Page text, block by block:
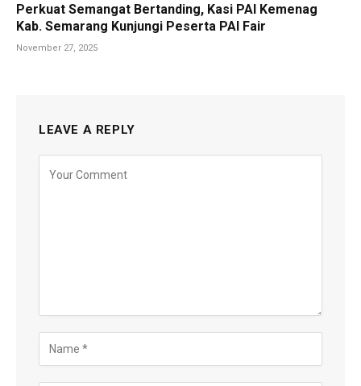
Perkuat Semangat Bertanding, Kasi PAI Kemenag
Kab. Semarang Kunjungi Peserta PAI Fair
November 27, 2025
LEAVE A REPLY